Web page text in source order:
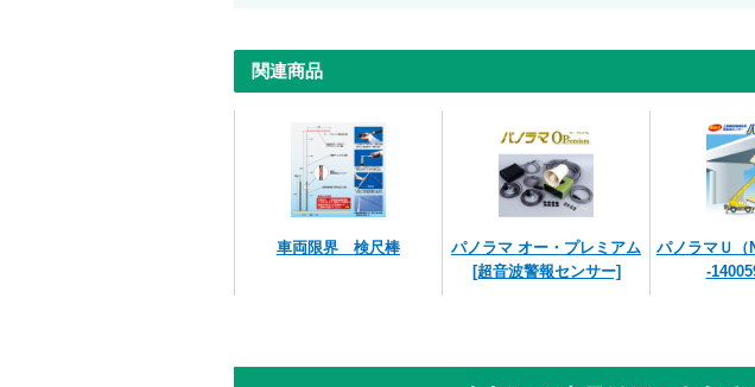
関連商品
車両限界 検尺棒
パノラマ オー・プレミアム
[超音波警報センサー]
パノラマＵ（
-